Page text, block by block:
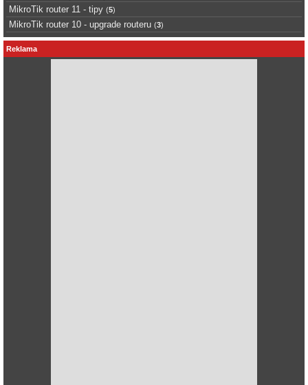
MikroTik router 11 - tipy (5)
MikroTik router 10 - upgrade routeru (3)
Reklama